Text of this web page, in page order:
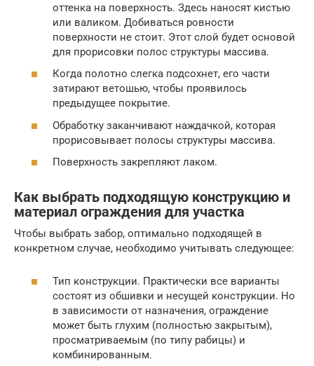
оттенка на поверхность. Здесь наносят кистью
или валиком. Добиваться ровности
поверхности не стоит. Этот слой будет основой
для прорисовки полос структуры массива.
Когда полотно слегка подсохнет, его части
затирают ветошью, чтобы проявилось
предыдущее покрытие.
Обработку заканчивают наждачкой, которая
прорисовывает полосы структуры массива.
Поверхность закрепляют лаком.
Как выбрать подходящую конструкцию и
материал ограждения для участка
Чтобы выбрать забор, оптимально подходящей в
конкретном случае, необходимо учитывать следующее:
Тип конструкции. Практически все варианты
состоят из обшивки и несущей конструкции. Но
в зависимости от назначения, ограждение
может быть глухим (полностью закрытым),
просматриваемым (по типу рабицы) и
комбинированным.